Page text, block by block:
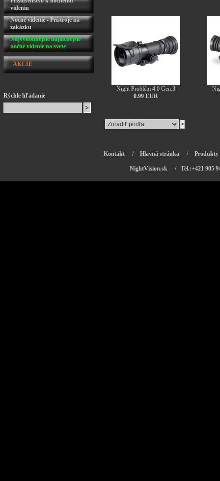
videniu
Nočné videnie - Prístroje na
zakázku
Najvýkonnejšie najlacnejšie
nočné videnie na svete
AKCIE
Rýchle hľadanie
Night Problém 4.0 Gen.3
0.99 EUR
Kontakt / Hlavná stránka / Produkty
NightVision.sk / Tel.:+421 905